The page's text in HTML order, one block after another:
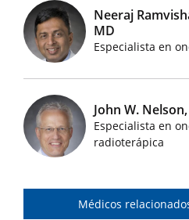
Imágenes de médicos
Neeraj
MD
Especialista en
Imágenes de médicos
John W.
Especialista en
radioterápica
Médicos